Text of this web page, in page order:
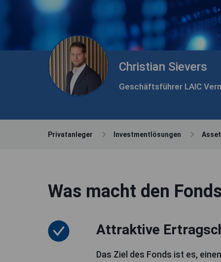
Christian Sievers
Geschäftsführer LAIC
Privatanleger Investmentlösungen
Was macht den
Attraktive
Das Ziel des Fonds ist es,